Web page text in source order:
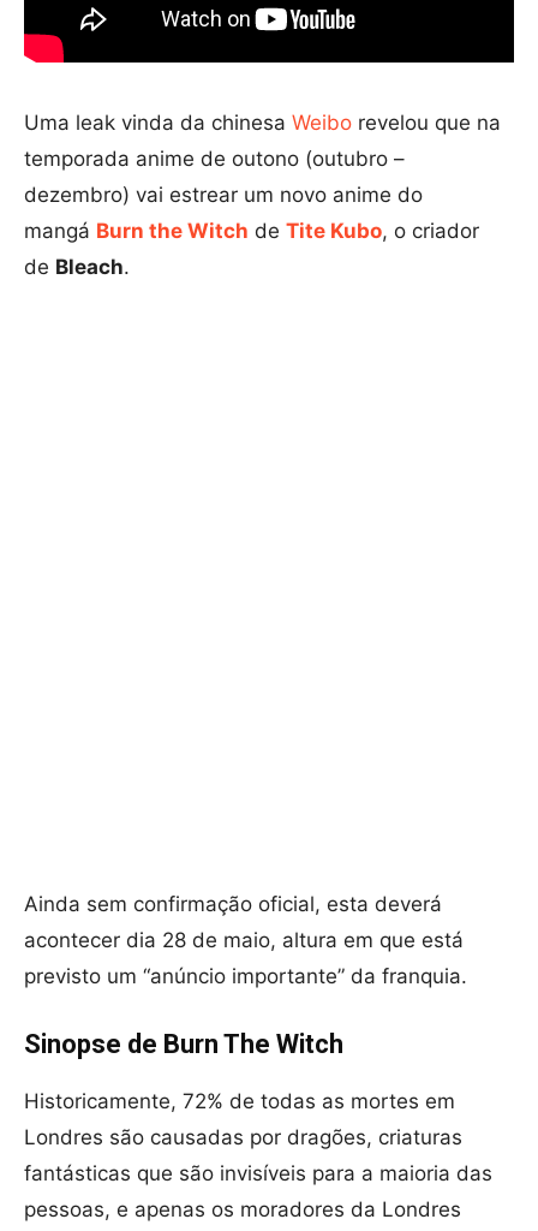
Uma leak vinda da chinesa Weibo revelou que na
temporada anime de outono (outubro –
dezembro) vai estrear um novo anime do
mangá Burn the Witch de Tite Kubo, o criador
de Bleach.
Ainda sem confirmação oficial, esta deverá
acontecer dia 28 de maio, altura em que está
previsto um “anúncio importante” da franquia.
Sinopse de Burn The Witch
Historicamente, 72% de todas as mortes em
Londres são causadas por dragões, criaturas
fantásticas que são invisíveis para a maioria das
pessoas, e apenas os moradores da Londres